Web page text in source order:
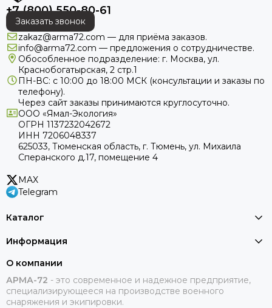
+7 (800) 550-80-61
Заказать звонок
zakaz@arma72.com — для приёма заказов.
info@arma72.com — предложения о сотрудничестве.
Обособленное подразделение: г. Москва, ул.
Краснобогатырская, 2 стр.1
ПН-ВС: с 10:00 до 18:00 МСК (консультации и заказы по
телефону).
Через сайт заказы принимаются круглосуточно.
ООО «Ямал-Экология»
ОГРН 1137232042672
ИНН 7206048337
625033, Тюменская область, г. Тюмень, ул. Михаила
Сперанского д.17, помещение 4
MAX
Telegram
Каталог
Информация
О компании
АРМА-72 - это современное и надежное предприятие,
специализирующееся на производстве военного
снаряжения и экипировки.